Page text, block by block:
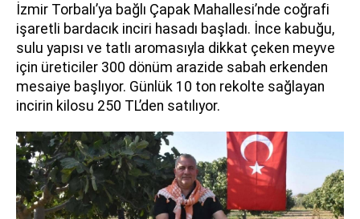
İzmir Torbalı’ya bağlı Çapak Mahallesi’nde coğrafi
işaretli bardacık inciri hasadı başladı. İnce kabuğu,
sulu yapısı ve tatlı aromasıyla dikkat çeken meyve
için üreticiler 300 dönüm arazide sabah erkenden
mesaiye başlıyor. Günlük 10 ton rekolte sağlayan
incirin kilosu 250 TL’den satılıyor.